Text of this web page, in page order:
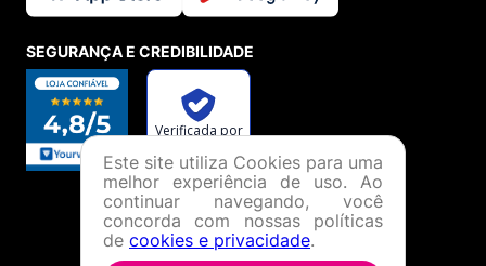
SEGURANÇA E CREDIBILIDADE
Este site utiliza Cookies para uma
melhor experiência de uso. Ao
continuar navegando, você
concorda com nossas políticas
de cookies e privacidade.